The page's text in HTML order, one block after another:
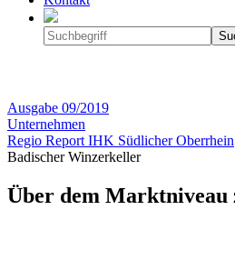
Ausgabe 09/2019
Unternehmen
Regio Report IHK Südlicher Oberrhein
Badischer Winzerkeller
Über dem Marktniveau